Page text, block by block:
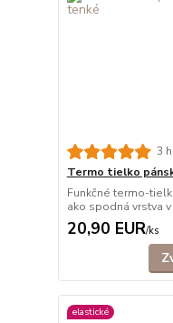
3
Termo tielko
Funkčné termo-
ako spodná vrstva v
20,90 EUR/ks
elastické